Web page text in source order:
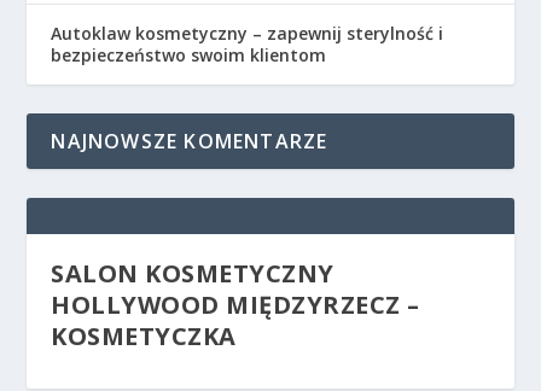
Autoklaw kosmetyczny – zapewnij sterylność i
bezpieczeństwo swoim klientom
NAJNOWSZE KOMENTARZE
SALON KOSMETYCZNY
HOLLYWOOD MIĘDZYRZECZ –
KOSMETYCZKA